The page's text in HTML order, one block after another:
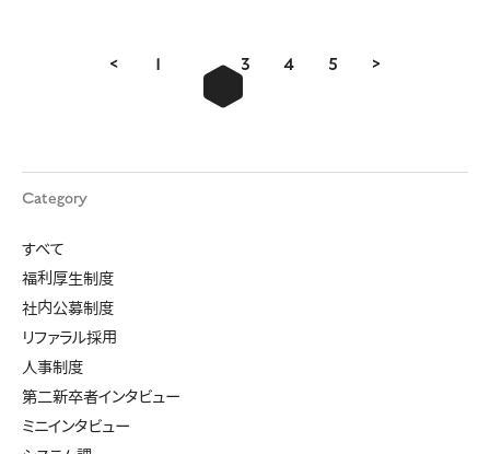
< 1 3 4 5 >
Category
すべて
福利厚生制度
社内公募制度
リファラル採用
人事制度
第二新卒者インタビュー
ミニインタビュー